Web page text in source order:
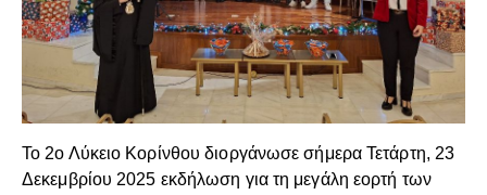
Το 2ο Λύκειο Κορίνθου διοργάνωσε σήμερα Τετάρτη, 23
Δεκεμβρίου 2025 εκδήλωση για τη μεγάλη εορτή των